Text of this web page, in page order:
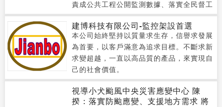
責成公共工程公開監測數據、落實全民督工
建博科技有限公司-監控架設首選
本公司始終堅持以質量求生存，信譽求發展
為首要，以客戶滿意為追求目標。不斷求新
求變超越，一直以高品質的產品，來實現自
己的社會價值。
視導小犬颱風中央災害應變中心 陳
揆：落實防颱應變、支援地方需求 將